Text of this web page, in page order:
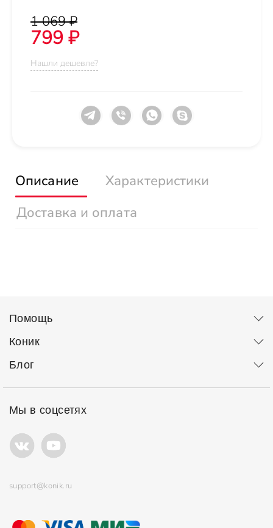
1 069 ₽
799 ₽
Нашли дешевле?
Описание
Характеристики
Доставка и оплата
Помощь
Коник
Блог
Мы в соцсетях
support@konik.ru